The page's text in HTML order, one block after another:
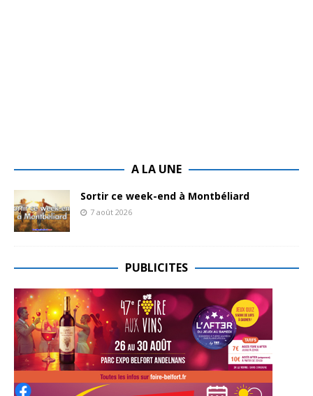
A LA UNE
Sortir ce week-end à Montbéliard
7 août 2026
PUBLICITES